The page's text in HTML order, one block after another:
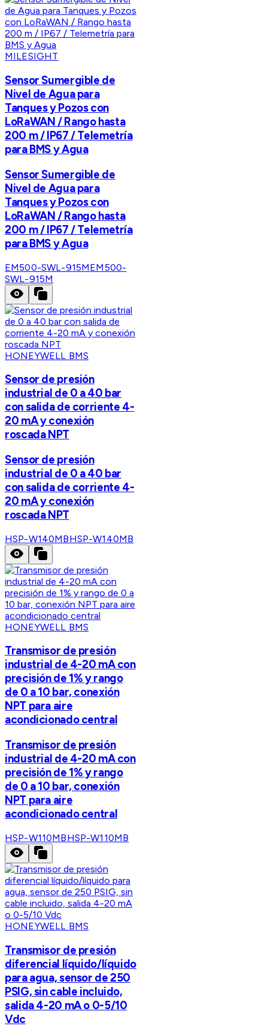
MILESIGHT
Sensor Sumergible de
Nivel de Agua para
Tanques y Pozos con
LoRaWAN / Rango hasta
200 m / IP67 / Telemetría
para BMS y Agua
Sensor Sumergible de
Nivel de Agua para
Tanques y Pozos con
LoRaWAN / Rango hasta
200 m / IP67 / Telemetría
para BMS y Agua
EM500-SWL-915MEM500-
SWL-915M
HONEYWELL BMS
Sensor de presión
industrial de 0 a 40 bar
con salida de corriente 4-
20 mA y conexión
roscada NPT
Sensor de presión
industrial de 0 a 40 bar
con salida de corriente 4-
20 mA y conexión
roscada NPT
HSP-W140MBHSP-W140MB
HONEYWELL BMS
Transmisor de presión
industrial de 4-20 mA con
precisión de 1% y rango
de 0 a 10 bar, conexión
NPT para aire
acondicionado central
Transmisor de presión
industrial de 4-20 mA con
precisión de 1% y rango
de 0 a 10 bar, conexión
NPT para aire
acondicionado central
HSP-W110MBHSP-W110MB
HONEYWELL BMS
Transmisor de presión
diferencial líquido/líquido
para agua, sensor de 250
PSIG, sin cable incluido,
salida 4-20 mA o 0-5/10
Vdc